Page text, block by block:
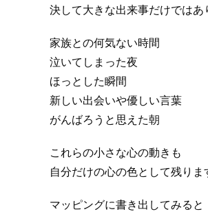
決して大きな出来事だけではあ
家族との何気ない時間
泣いてしまった夜
ほっとした瞬間
新しい出会いや優しい言葉
がんばろうと思えた朝
これらの小さな心の動きも
自分だけの心の色として残りま
マッピングに書き出してみると